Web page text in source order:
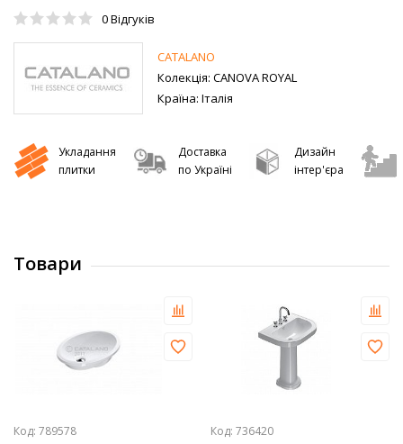
0Відгуків
CATALANO
Колекція: CANOVA ROYAL
Країна: Італія
Укладання
плитки
Доставка
по Україні
Дизайн
інтер'єра
Товари
Код: 789578 Код: 736420